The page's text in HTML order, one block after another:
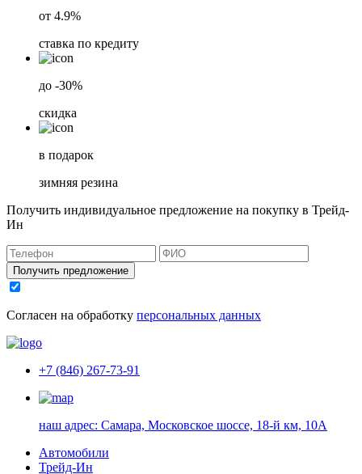
от 4.9%
ставка по кредиту
до -30%
скидка
в подарок
зимняя резина
Получить индивидуальное предложение на покупку в Трейд-
Ин
Получить предложение
Согласен на обработку персональных данных
+7 (846) 267-73-91
наш адрес: Самара, Московское шоссе, 18-й км, 10А
Автомобили
Трейд-Ин